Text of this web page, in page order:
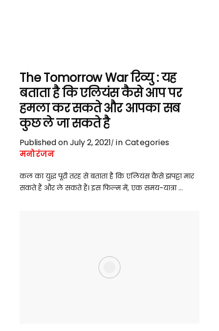
The Tomorrow War रिव्यु : यह
बताता है कि एलियंस कैसे आप पर
हमला कर सकते और आपका सब
कुछ ले जा सकते है
Published on July 2, 2021 in Categories
मनोरंजन
कल का युद्ध पूरी तरह से बताता है कि एलियंस कैसे झपट्टा मार
सकते हैं और ले सकते हैं। इस फिल्म में, एक समय-यात्रा ...